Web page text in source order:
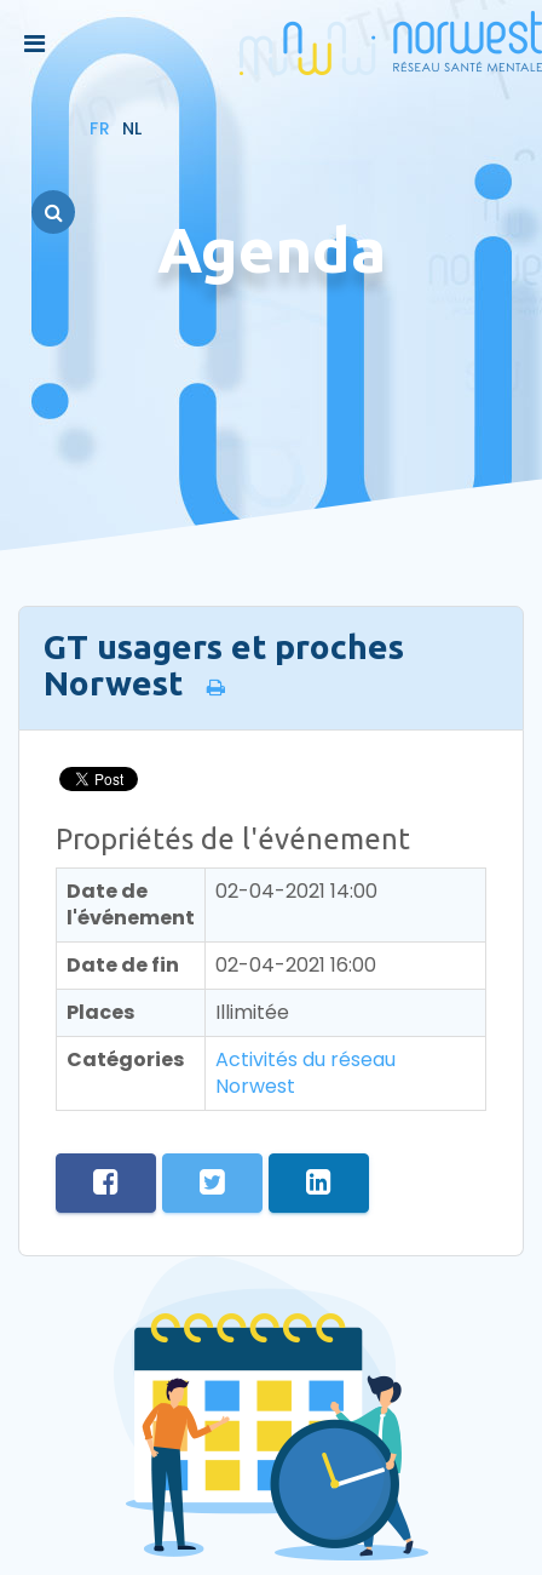
FR NL
Agenda
GT usagers et proches
Norwest
Propriétés de l'événement
Date de
l'événement
02-04-2021 14:00
Date de fin
02-04-2021 16:00
Places
Illimitée
Catégories
Activités du réseau
Norwest